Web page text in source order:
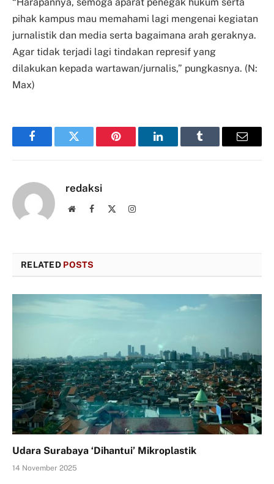
pihak kampus mau memahami lagi mengenai kegiatan
jurnalistik dan media serta bagaimana arah geraknya.
Agar tidak terjadi lagi tindakan represif yang
dilakukan kepada wartawan/jurnalis,” pungkasnya. (N:
Max)
FacebookTwitter Pinterest LinkedInTumblr Email
redaksi
WebsiteFacebook Instagram
RELATED POSTS
Udara Surabaya ‘Dihantui’ Mikroplastik
14 November 2025